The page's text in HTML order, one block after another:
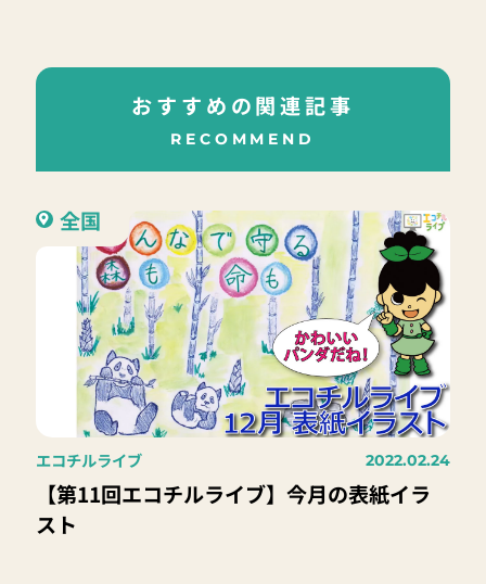
おすすめの関連記事
RECOMMEND
全国
エコチルライブ 2022.02.24
【第11回エコチルライブ】今月の表紙イラ
スト